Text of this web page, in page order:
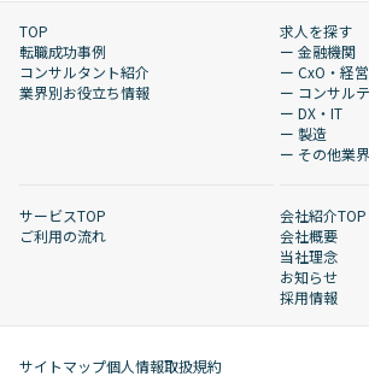
TOP
転職成功事例
コンサルタント紹介
業界別お役立ち情報
求人を探す
ー 金融機関
ー CxO・経
ー コンサル
ー DX・IT
ー 製造
ー その他業
サービスTOP
ご利用の流れ
会社紹介TOP
会社概要
当社理念
お知らせ
採用情報
サイトマップ個人情報取扱規約